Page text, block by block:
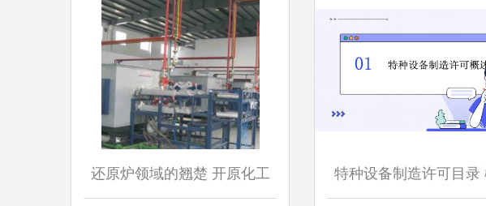
范
还原炉领域的翘楚 开原化工 特种设备制造许可目录